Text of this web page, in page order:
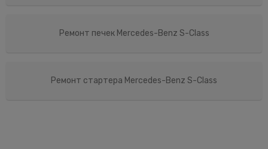
Ремонт печек Mercedes-Benz S-Class
Ремонт стартера Mercedes-Benz S-Class